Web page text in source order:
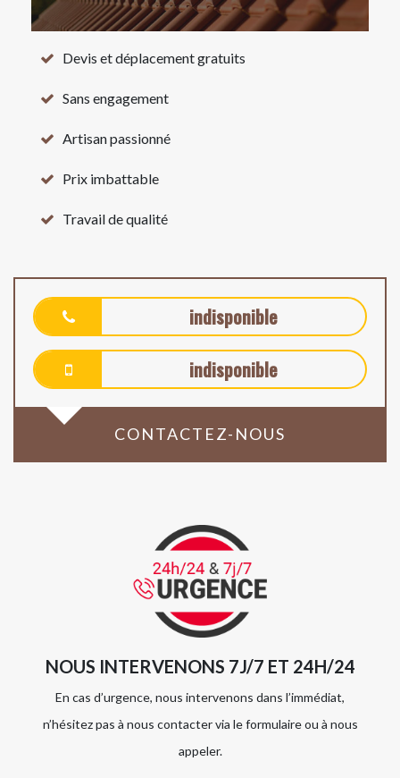
Devis et déplacement gratuits
Sans engagement
Artisan passionné
Prix imbattable
Travail de qualité
indisponible
indisponible
CONTACTEZ-NOUS
NOUS INTERVENONS 7J/7 ET 24H/24
En cas d’urgence, nous intervenons dans l’immédiat,
n’hésitez pas à nous contacter via le formulaire ou à nous
appeler.